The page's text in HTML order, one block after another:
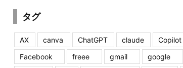
タグ
AX canva ChatGPT claude Copilot
Facebook
freee gmail google